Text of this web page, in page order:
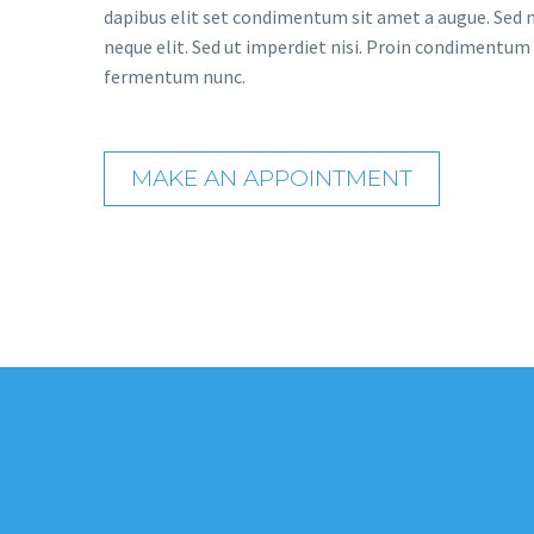
dapibus elit set condimentum sit amet a augue. Sed
neque elit. Sed ut imperdiet nisi. Proin condimentum
fermentum nunc.
MAKE AN APPOINTMENT